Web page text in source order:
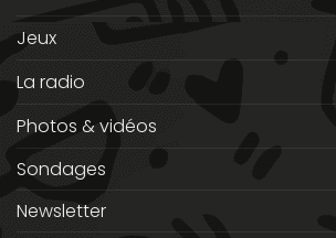
Jeux
La radio
Photos & vidéos
Sondages
Newsletter